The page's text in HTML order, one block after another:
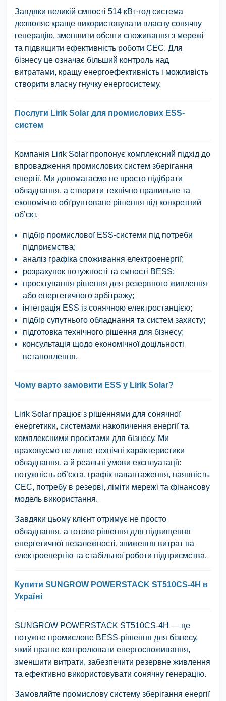
Завдяки великій ємності 514 кВт·год система
дозволяє краще використовувати власну сонячну
генерацію, зменшити обсяги споживання з мережі
та підвищити ефективність роботи СЕС. Для
бізнесу це означає більший контроль над
витратами, кращу енергоефективність і можливість
створити власну гнучку енергосистему.
Послуги Lirik Solar для промислових ESS-
систем
Компанія Lirik Solar пропонує комплексний підхід до
впровадження промислових систем зберігання
енергії. Ми допомагаємо не просто підібрати
обладнання, а створити технічно правильне та
економічно обґрунтоване рішення під конкретний
об’єкт.
підбір промислової ESS-системи під потреби
підприємства;
аналіз графіка споживання електроенергії;
розрахунок потужності та ємності BESS;
проєктування рішення для резервного живлення
або енергетичного арбітражу;
інтеграція ESS із сонячною електростанцією;
підбір супутнього обладнання та систем захисту;
підготовка технічного рішення для бізнесу;
консультація щодо економічної доцільності
встановлення.
Чому варто замовити ESS у Lirik Solar?
Lirik Solar працює з рішеннями для сонячної
енергетики, системами накопичення енергії та
комплексними проєктами для бізнесу. Ми
враховуємо не лише технічні характеристики
обладнання, а й реальні умови експлуатації:
потужність об’єкта, графік навантаження, наявність
СЕС, потребу в резерві, ліміти мережі та фінансову
модель використання.
Завдяки цьому клієнт отримує не просто
обладнання, а готове рішення для підвищення
енергетичної незалежності, зниження витрат на
електроенергію та стабільної роботи підприємства.
Купити SUNGROW POWERSTACK ST510CS-4H в
Україні
SUNGROW POWERSTACK ST510CS-4H — це
потужне промислове BESS-рішення для бізнесу,
який прагне контролювати енергоспоживання,
зменшити витрати, забезпечити резервне живлення
та ефективно використовувати сонячну генерацію.
Замовляйте промислову систему зберігання енергії